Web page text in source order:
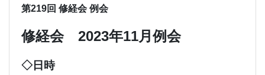
第219回 修経会 例会
修経会 2023年11月例会
◇日時